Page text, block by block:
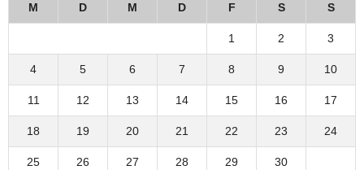
M D M D F S S
1 2 3
4 5 6 7 8 9 10
11 12 13 14 15 16 17
18 19 20 21 22 23 24
25 26 27 28 29 30